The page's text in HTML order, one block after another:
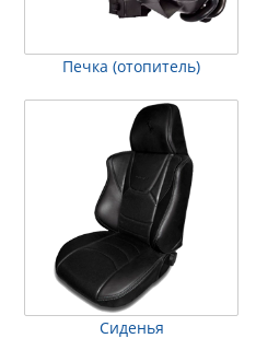
Печка (отопитель)
Сиденья